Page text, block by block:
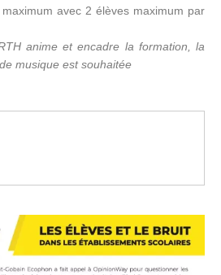
avec 2 élèves maximum par
anime et encadre la formation, la
musique est souhaitée